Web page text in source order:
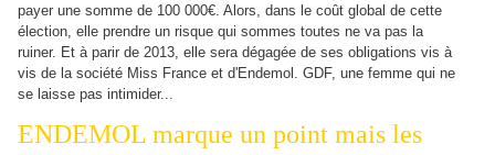
payer une somme de 100 000€. Alors, dans le coût global de cette
élection, elle prendre un risque qui sommes toutes ne va pas la
ruiner. Et à parir de 2013, elle sera dégagée de ses obligations vis à
vis de la société Miss France et d'Endemol. GDF, une femme qui ne
se laisse pas intimider...
ENDEMOL marque un point mais les